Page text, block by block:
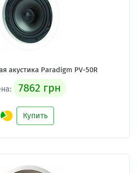
акустика Paradigm PV-50R
7862 грн
Купить